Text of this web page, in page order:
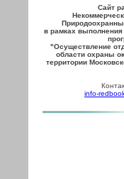
Сайт
в рамках
"Осуществление
области охраны
территории
info-